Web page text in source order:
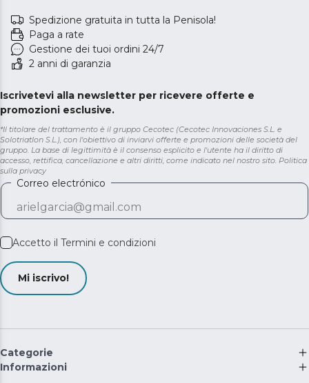
Spedizione gratuita in tutta la Penisola!
Paga a rate
Gestione dei tuoi ordini 24/7
2 anni di garanzia
Iscrivetevi alla newsletter per ricevere offerte e
promozioni esclusive.
*Il titolare del trattamento è il gruppo Cecotec (Cecotec Innovaciones S.L. e
Solotriatlon S.L.), con l'obiettivo di inviarvi offerte e promozioni delle società del
gruppo. La base di legittimità è il consenso esplicito e l'utente ha il diritto di
accesso, rettifica, cancellazione e altri diritti, come indicato nel nostro sito. Politica
sulla privacy
Correo electrónico
Accetto il Termini e condizioni
Mi iscrivo!
Categorie
Informazioni